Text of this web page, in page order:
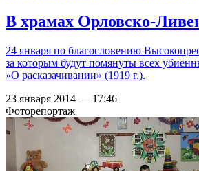
В храмах Орловско-
24 января по благословению
за которым будут помянуты всех
«О расказачивании» (1919 г.).
23 января 2014 — 17:46
Фоторепортаж